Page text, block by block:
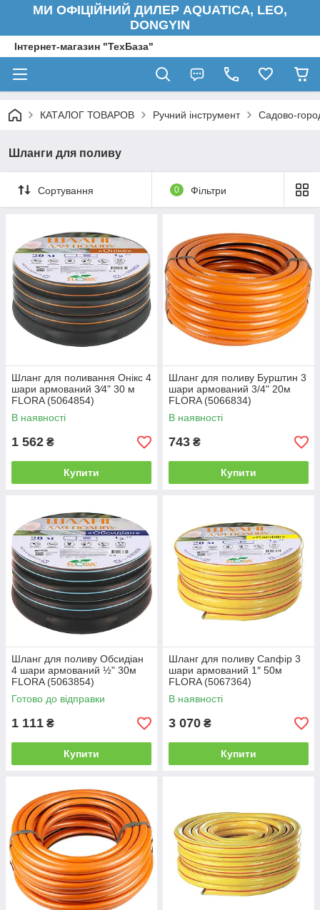
МИ ОФІЦІЙНИЙ ДИЛЕР AQUATICA, LEO,
DONGYIN
Інтернет-магазин "ТехБаза"
КАТАЛОГ ТОВАРОВ Ручний інструмент Садово-
Шланги для поливу
Сортування 0 Фільтри
Шланг для поливання Онікс 4
шари армований 3⁄4" 30 м
FLORA (5064854)
В наявності
1 562 ₴
Купити
Шланг для поливу Бурштин 3
шари армований 3/4" 20м
FLORA (5066834)
В наявності
743 ₴
Купити
Шланг для поливу Обсидіан
4 шари армований ½" 30м
FLORA (5063854)
Готово до відправки
1 111 ₴
Купити
Шланг для поливу Сапфір 3
шари армований 1″ 50м
FLORA (5067364)
В наявності
3 070 ₴
Купити